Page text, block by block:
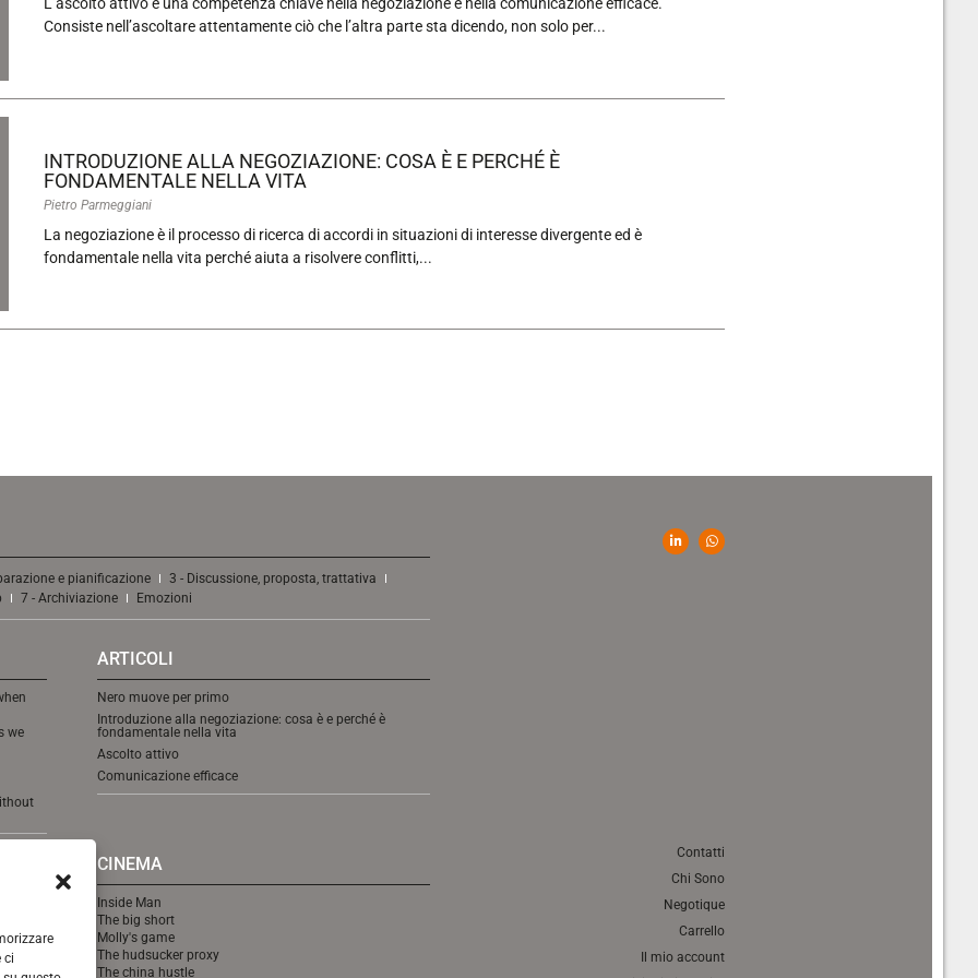
ci
L’ascolto attivo è una competenza chiave nella negoziazione e nella comunicazione efficace.
Consiste nell’ascoltare attentamente ciò che l’altra parte sta dicendo, non solo per...
INTRODUZIONE ALLA NEGOZIAZIONE: COSA È E PERCHÉ È
FONDAMENTALE NELLA VITA
Pietro Parmeggiani
La negoziazione è il processo di ricerca di accordi in situazioni di interesse divergente ed è
fondamentale nella vita perché aiuta a risolvere conflitti,...
e pianificazione
3 - Discussione, proposta, trattativa
7 - Archiviazione Emozioni
we
ARTICOLI
Nero muove per primo
Introduzione alla negoziazione: cosa è e perché è
fondamentale nella vita
Ascolto attivo
Comunicazione efficace
CINEMA
Inside Man
The big short
Molly's game
The hudsucker proxy
The china hustle
Contatti
Chi Sono
Negotique
Carrello
Il mio account